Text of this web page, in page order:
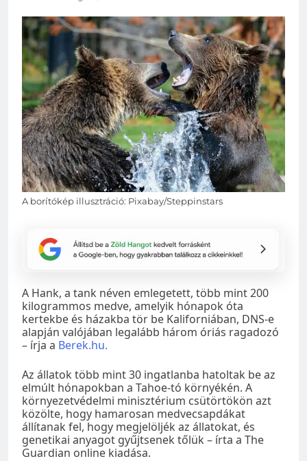
A borítókép illusztráció: Pixabay/Steppinstars
A Hank, a tank néven emlegetett, több mint 200
kilogrammos medve, amelyik hónapok óta
kertekbe és házakba tör be Kaliforniában, DNS-e
alapján valójában legalább három óriás ragadozó
– írja a Berek.hu.
Az állatok több mint 30 ingatlanba hatoltak be az
elmúlt hónapokban a Tahoe-tó környékén. A
környezetvédelmi minisztérium csütörtökön azt
közölte, hogy hamarosan medvecsapdákat
állítanak fel, hogy megjelöljék az állatokat, és
genetikai anyagot gyűjtsenek tőlük – írta a The
Guardian online kiadása.